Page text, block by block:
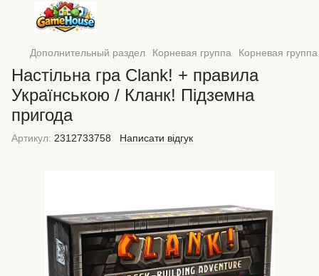
Дополнительный раздел Корневая группа Корневая
Настільна гра Clank! + правила
Українською / Кланк! Підземна
пригода
Артикул: 2312733758 Написати відгук